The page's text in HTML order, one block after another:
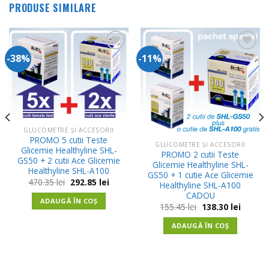
PRODUSE SIMILARE
-38%
Adauga
in
Wishlist
GLUCOMETRE ȘI ACCESORII
PROMO 5 cutii Teste
Glicemie Healthyline SHL-
GS50 + 2 cutii Ace Glicemie
Healthyline SHL-A100
470.35lei Prețul
inițial
a
fost:
470.35 lei.
292.85 leiPrețul
curent
ADAUGĂ ÎN COȘ
-11%
Adauga
in
Wishlist
GLUCOMETRE ȘI ACCESORII
PROMO 2 cutii Teste
Glicemie Healthyline SHL-
GS50 + 1 cutie Ace Glicemie
Healthyline SHL-A100
CADOU
155.45lei Prețul
inițial
a
fost:
155.45 lei.
138.30 leiPrețul
curent
ADAUGĂ ÎN COȘ